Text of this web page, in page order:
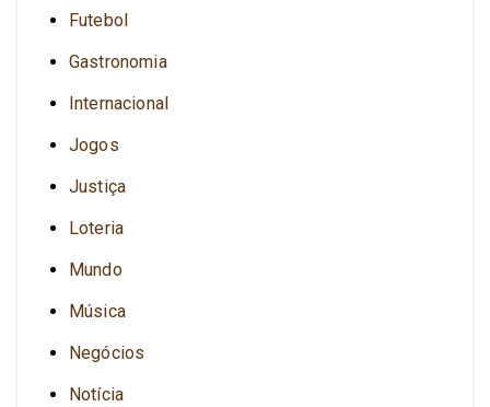
Futebol
Gastronomia
Internacional
Jogos
Justiça
Loteria
Mundo
Música
Negócios
Notícia